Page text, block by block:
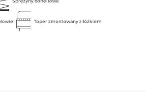
Toper zmontowany z łóżkiem